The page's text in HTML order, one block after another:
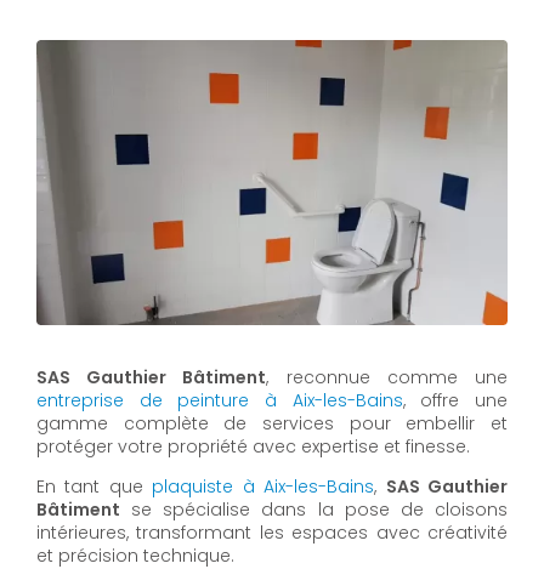
SAS Gauthier Bâtiment, reconnue comme une
entreprise de peinture à Aix-les-Bains, offre une
gamme complète de services pour embellir et
protéger votre propriété avec expertise et finesse.
En tant que plaquiste à Aix-les-Bains, SAS Gauthier
Bâtiment se spécialise dans la pose de cloisons
intérieures, transformant les espaces avec créativité
et précision technique.